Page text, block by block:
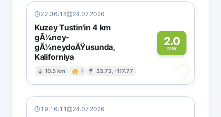
22:36:14 24.07.2026
Kuzey Tustin'in 4 km
gÃ¼ney-
gÃ¼neydoÄŸusunda,
Kaliforniya
10.5 km I 33.73, -117.77
2.0
MW
2
19:16:11 24.07.2026